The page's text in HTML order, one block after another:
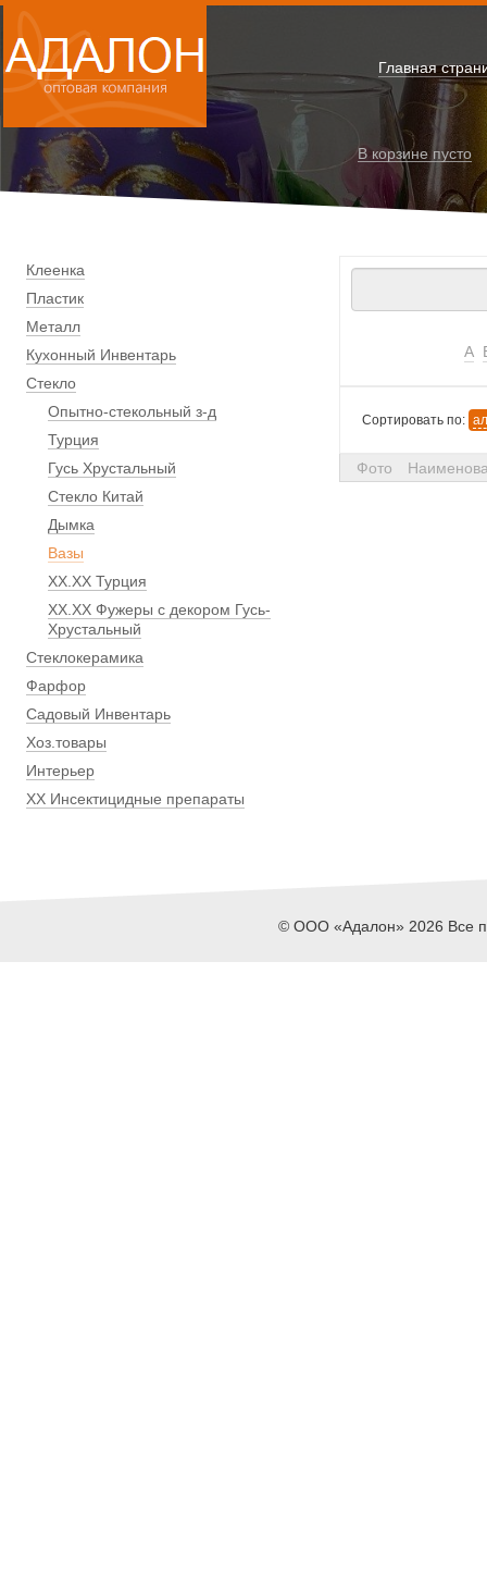
Главная
В корзине пусто
Клеенка
Пластик
Металл
Кухонный Инвентарь
Стекло
Опытно-стекольный з-д
Турция
Гусь Хрустальный
Стекло Китай
Дымка
Вазы
ХХ.ХХ Турция
ХХ.ХХ Фужеры с декором Гусь-
Хрустальный
Стеклокерамика
Фарфор
Садовый Инвентарь
Хоз.товары
Интерьер
ХХ Инсектицидные препараты
А
Сортировать по:
Фото
© ООО «Адалон» 2026 Все